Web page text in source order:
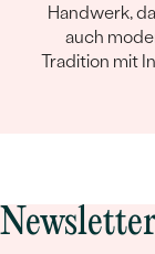
Handwerk,
auch
Tradition mit